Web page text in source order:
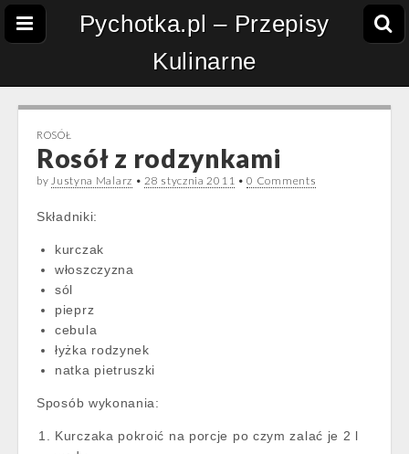
Pychotka.pl – Przepisy
Kulinarne
ROSÓŁ
Rosół z rodzynkami
byJustyna Malarz •28 stycznia 2011 •0 Comments
Składniki:
kurczak
włoszczyzna
sól
pieprz
cebula
łyżka rodzynek
natka pietruszki
Sposób wykonania:
Kurczaka pokroić na porcje po czym zalać je 2 l